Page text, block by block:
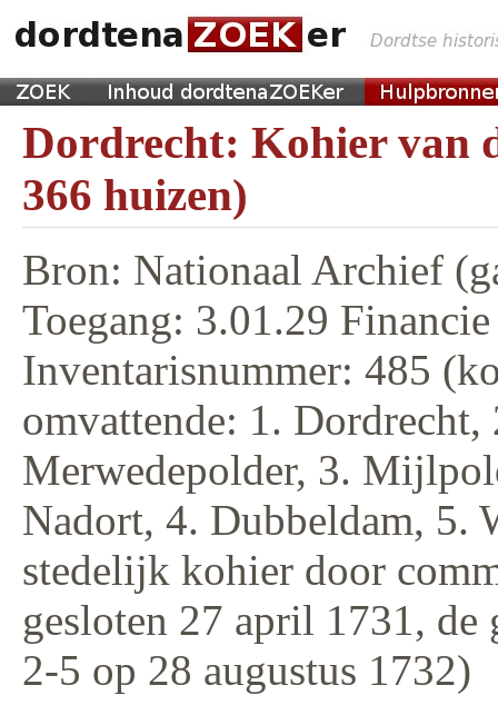
Dordrecht: Kohier van
366 huizen)
Bron: Nationaal Archief
Toegang: 3.01.29
Inventarisnummer: 485
omvattende: 1. Dordrecht,
Merwedepolder, 3.
Nadort, 4. Dubbeldam, 5.
stedelijk kohier door
gesloten 27 april 1731, de
2-5 op 28 augustus 1732)